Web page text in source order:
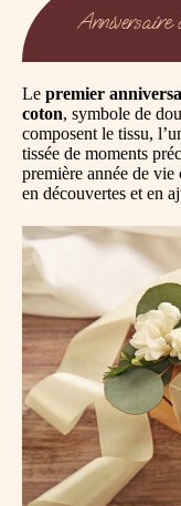
Anniversaire
Le premier
coton, symbole de
composent le tissu,
tissée de moments
première année de
en découvertes et en